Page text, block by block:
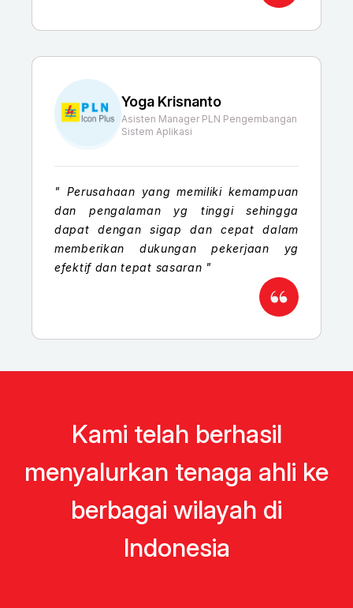
Yoga Krisnanto
Asisten Manager PLN Pengembangan
Sistem Aplikasi
" Perusahaan yang memiliki kemampuan
dan pengalaman yg tinggi sehingga
dapat dengan sigap dan cepat dalam
memberikan dukungan pekerjaan yg
efektif dan tepat sasaran "
Kami telah berhasil
menyalurkan tenaga ahli ke
berbagai wilayah di
Indonesia